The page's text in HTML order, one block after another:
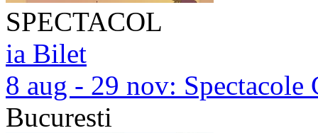
SPECTACOL
ia Bilet
8 aug - 29 nov: Spectacole
Bucuresti